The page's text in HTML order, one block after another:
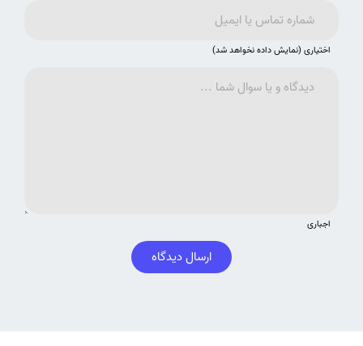
اختیاری (نمایش داده نخواهد شد)
اجباری
ارسال دیدگاه